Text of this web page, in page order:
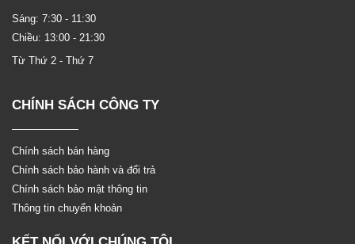
Sáng: 7:30 - 11:30
Chiều: 13:00 - 21:30
Từ Thứ 2 - Thứ 7
CHÍNH SÁCH CÔNG TY
Chính sách bán hàng
Chính sách bảo hành và đổi trả
Chính sách bảo mật thông tin
Thông tin chuyển khoản